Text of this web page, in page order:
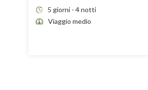
5 giorni - 4 notti
Viaggio medio